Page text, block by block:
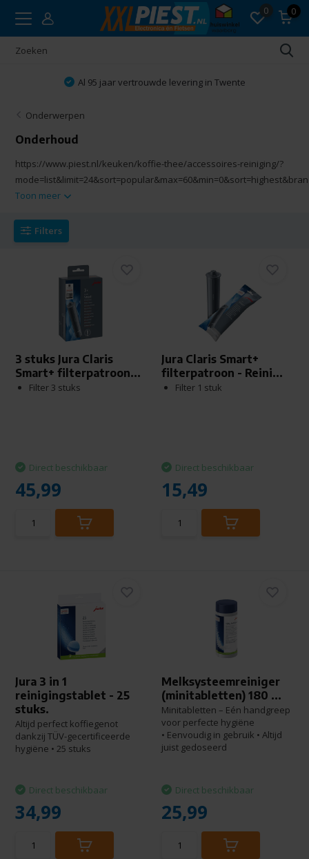
0 0
95 jaar vertrouwde levering in Twente
Onderwerpen
Onderhoud
https://www.piest.nl/keuken/koffie-thee/accessoires-reiniging/?
Toon meer
Filters
3 stuks Jura Claris
Smart+ filterpatroon...
Filter 3 stuks
Direct beschikbaar
45,99
Jura Claris Smart+
filterpatroon - Reini...
Filter 1 stuk
Direct beschikbaar
15,49
Jura 3 in 1
reinigingstablet - 25
stuks.
Altijd perfect koffiegenot
dankzij TÜV-gecertificeerde
hygiëne • 25 stuks
Direct beschikbaar
34,99
Melksysteemreiniger
(minitabletten) 180 ...
Minitabletten – Eén handgreep
voor perfecte hygiëne
• Eenvoudig in gebruik • Altijd
juist gedoseerd
Direct beschikbaar
25,99